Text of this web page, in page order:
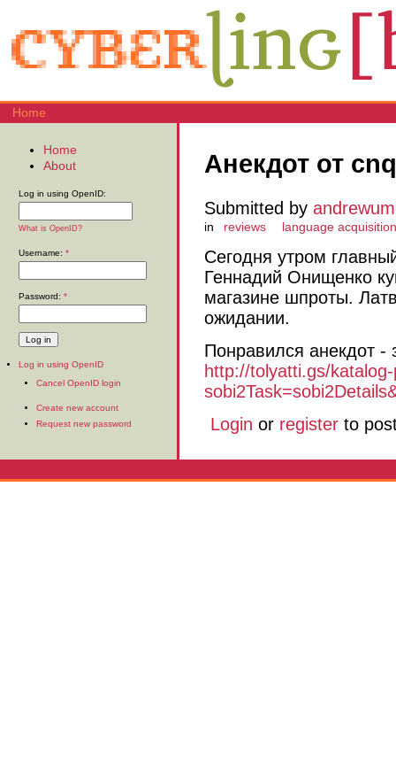
Home
Анекдот от
Submitted by
in reviews language acquisition
Сегодня утром
Геннадий Онищенко
магазине шпроты.
ожидании.
Понравился анекдот -
http://tolyatti.gs/
Login or register to
Home
About
Log in using OpenID:
What is OpenID?
Username: *
Password: *
Log in using OpenID
Cancel OpenID login
Create new account
Request new password